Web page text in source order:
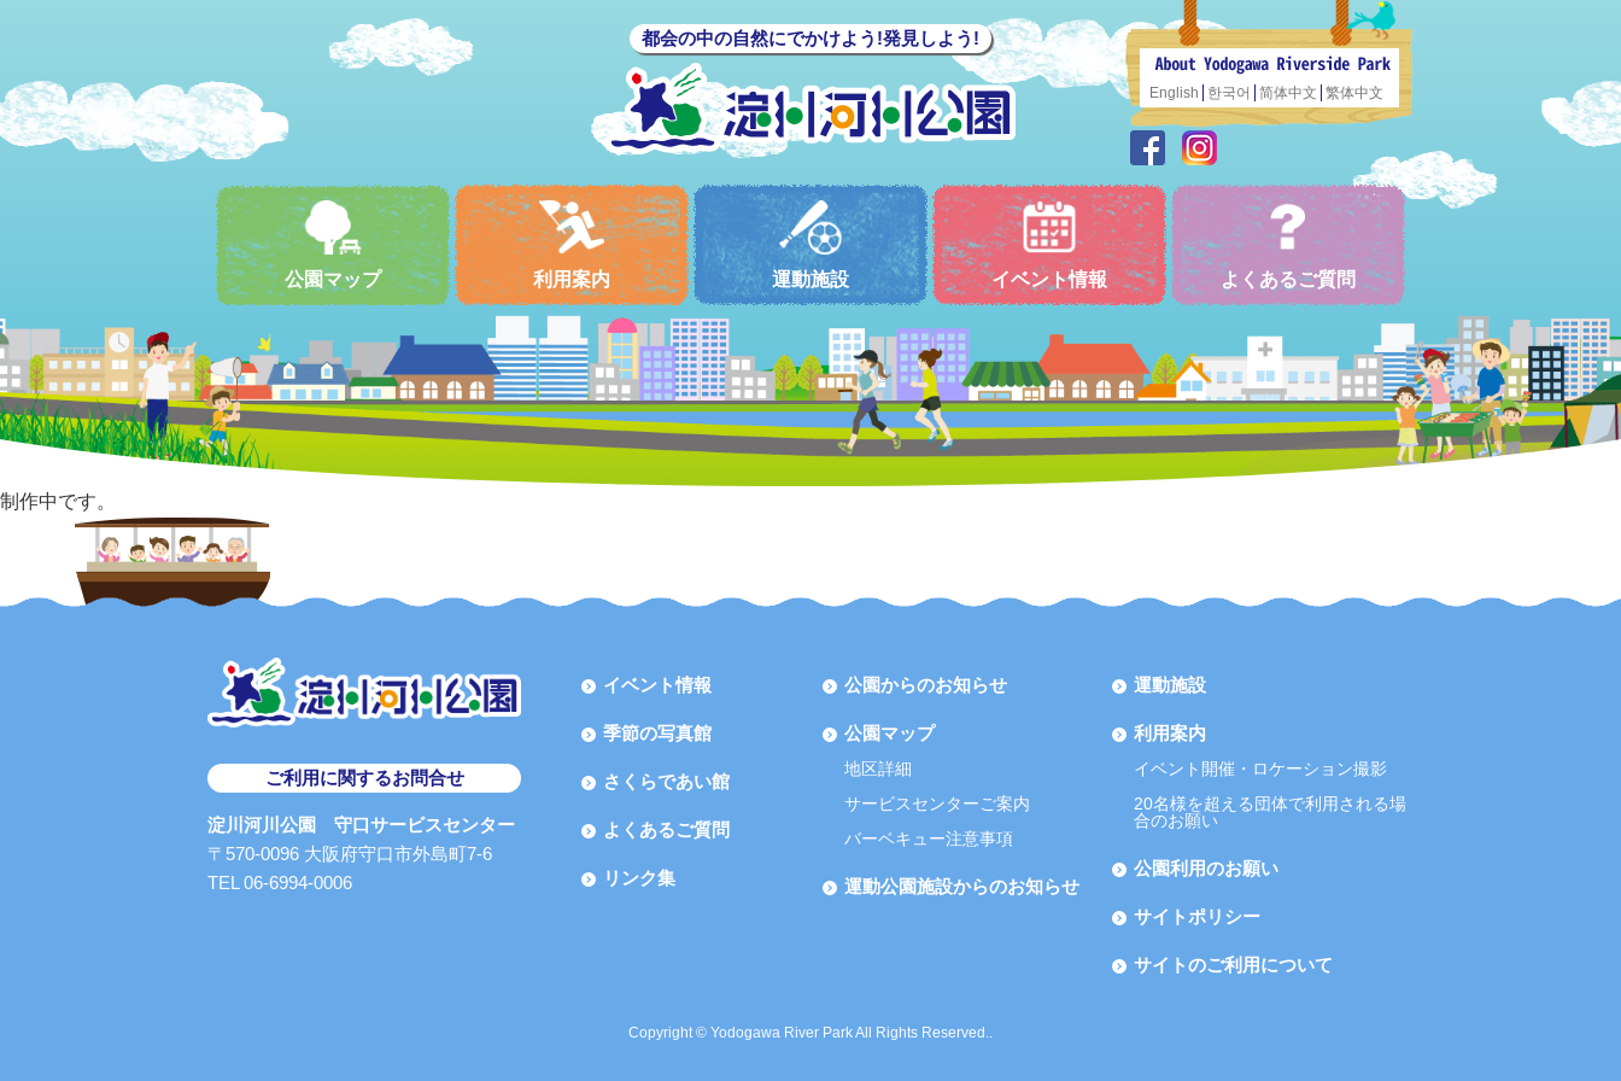
都会の中の自然にでかけよう!発見しよう!
English 한국어 简体中文 繁体中文
公園マップ 利用案内 運動施設 イベント情報 よくあるご質問
制作中です。
ご利用に関するお問合せ
淀川河川公園 守口サービスセンター
〒570-0096 大阪府守口市外島町7-6
TEL 06-6994-0006
イベント情報
季節の写真館
さくらであい館
よくあるご質問
リンク集
公園からのお知らせ
公園マップ
地区詳細
サービスセンターご案内
バーベキュー注意事項
運動公園施設からのお知らせ
運動施設
利用案内
イベント開催・ロケーション撮影
20名様を超える団体で利用される場
合のお願い
公園利用のお願い
サイトポリシー
サイトのご利用について
Copyright © Yodogawa River Park All Rights Reserved..